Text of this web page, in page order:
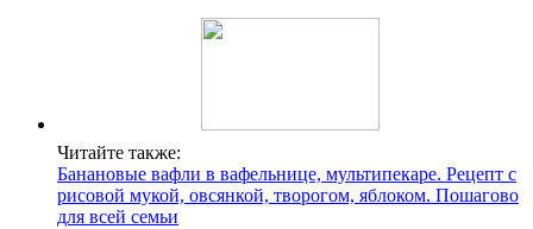
Читайте также:
Банановые вафли в вафельнице, мультипекаре. Рецепт с
рисовой мукой, овсянкой, творогом, яблоком. Пошагово
для всей семьи